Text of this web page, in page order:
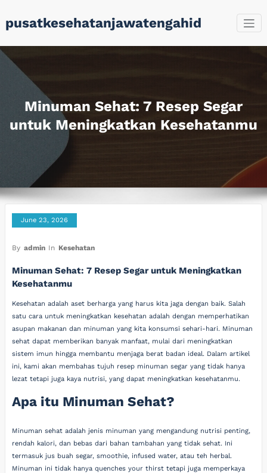
to
content
pusatkesehatanjawatengahid
Minuman Sehat: 7 Resep Segar
untuk Meningkatkan Kesehatanmu
June 23, 2026
By admin In Kesehatan
Minuman Sehat: 7 Resep Segar untuk Meningkatkan
Kesehatanmu
Kesehatan adalah aset berharga yang harus kita jaga dengan baik. Salah
satu cara untuk meningkatkan kesehatan adalah dengan memperhatikan
asupan makanan dan minuman yang kita konsumsi sehari-hari. Minuman
sehat dapat memberikan banyak manfaat, mulai dari meningkatkan
sistem imun hingga membantu menjaga berat badan ideal. Dalam artikel
ini, kami akan membahas tujuh resep minuman segar yang tidak hanya
lezat tetapi juga kaya nutrisi, yang dapat meningkatkan kesehatanmu.
Apa itu Minuman Sehat?
Minuman sehat adalah jenis minuman yang mengandung nutrisi penting,
rendah kalori, dan bebas dari bahan tambahan yang tidak sehat. Ini
termasuk jus buah segar, smoothie, infused water, atau teh herbal.
Minuman ini tidak hanya quenches your thirst tetapi juga memperkaya